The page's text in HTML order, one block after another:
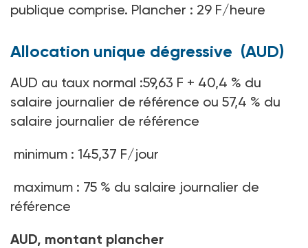
publique comprise. Plancher : 29 F/heure
Allocation unique dégressive (AUD)
AUD au taux normal :59,63 F + 40,4 % du
salaire journalier de référence ou 57,4 % du
salaire journalier de référence
minimum : 145,37 F/jour
maximum : 75 % du salaire journalier de
référence
AUD, montant plancher